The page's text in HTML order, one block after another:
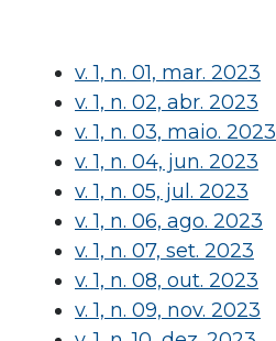
v. 1, n. 01, mar. 2023
v. 1, n. 02, abr. 2023
v. 1, n. 03, maio. 2023
v. 1, n. 04, jun. 2023
v. 1, n. 05, jul. 2023
v. 1, n. 06, ago. 2023
v. 1, n. 07, set. 2023
v. 1, n. 08, out. 2023
v. 1, n. 09, nov. 2023